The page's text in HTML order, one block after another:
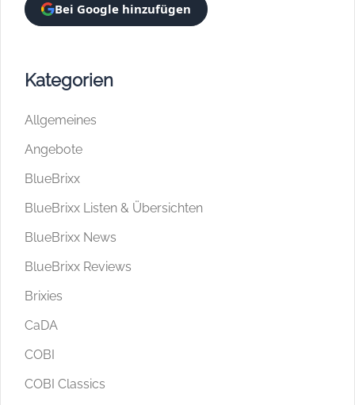
Bei Google hinzufügen
Kategorien
Allgemeines
Angebote
BlueBrixx
BlueBrixx Listen & Übersichten
BlueBrixx News
BlueBrixx Reviews
Brixies
CaDA
COBI
COBI Classics